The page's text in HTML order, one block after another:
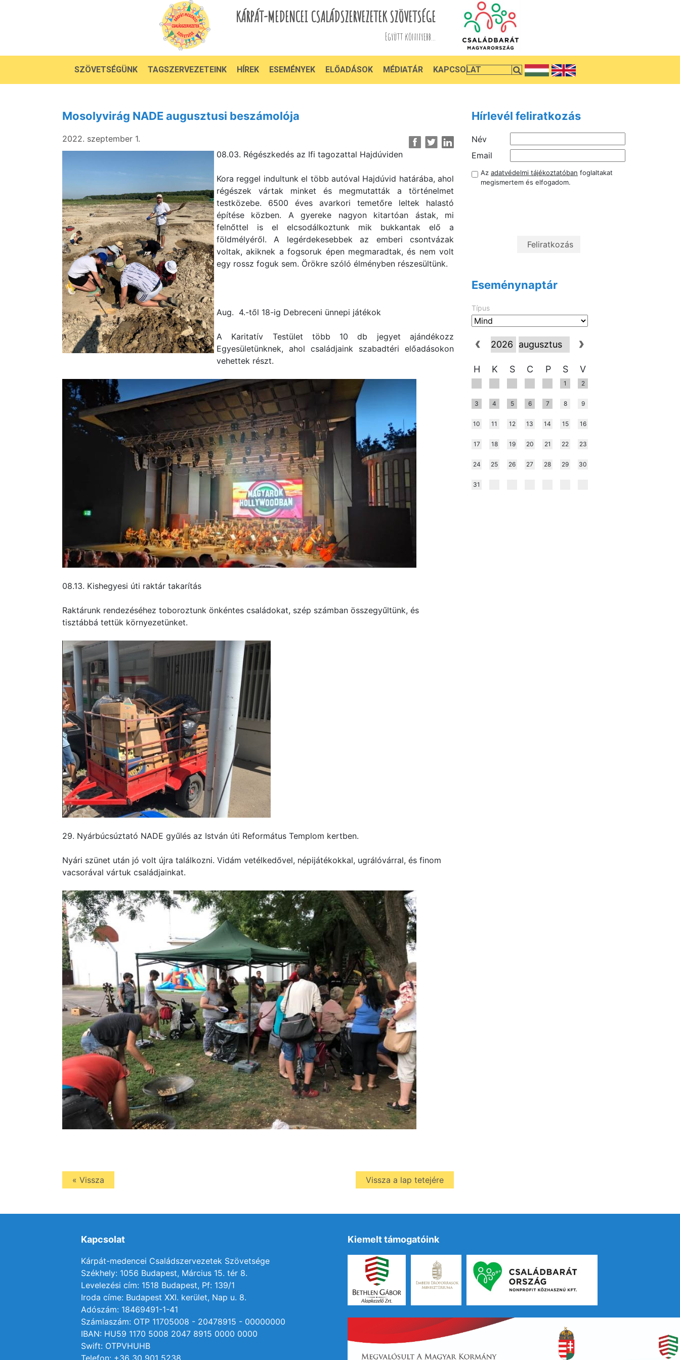
KÁRPÁT-MEDENCEI CSALÁDSZERVEZETEK SZÖVETSÉGE
Együtt könnyebb...
SZÖVETSÉGÜNK TAGSZERVEZETEINK HÍREK ESEMÉNYEK ELŐADÁSOK MÉDIATÁR KAPCSOLAT
Mosolyvirág NADE augusztusi beszámolója
2022. szeptember 1.
08.03. Régészkedés az Ifi tagozattal Hajdúviden
Kora reggel indultunk el több autóval Hajdúvid határába, ahol
régészek vártak minket és megmutatták a történelmet
testközebe. 6500 éves avarkori temetőre leltek halastó
építése közben. A gyereke nagyon kitartóan ástak, mi
felnőttel is el elcsodálkoztunk mik bukkantak elő a
földmélyéről. A legérdekesebbek az emberi csontvázak
voltak, akiknek a fogsoruk épen megmaradtak, és nem volt
egy rossz foguk sem. Örökre szóló élményben részesültünk.
Aug. 4.-től 18-ig Debreceni ünnepi játékok
A Karitatív Testület több 10 db jegyet ajándékozz
Egyesületünknek, ahol családjaink szabadtéri előadásokon
vehettek részt.
08.13. Kishegyesi úti raktár takarítás
Raktárunk rendezéséhez toboroztunk önkéntes családokat, szép számban összegyűltünk, és
tisztábbá tettük környezetünket.
29. Nyárbúcsúztató NADE gyűlés az István úti Református Templom kertben.
Nyári szünet után jó volt újra találkozni. Vidám vetélkedővel, népijátékokkal, ugrálóvárral, és finom
vacsorával vártuk családjainkat.
« Vissza Vissza a lap tetejére
Hírlevél feliratkozás
Név
Email
Az adatvédelmi tájékoztatóban foglaltakat
megismertem és elfogadom.
Eseménynaptár
Típus
H K S C P S V
1 2
3 4 5 6 7 8 9
10 11 12 13 14 15 16
17 18 19 20 21 22 23
24 25 26 27 28 29 30
31
Kapcsolat
Kárpát-medencei Családszervezetek Szövetsége
Székhely: 1056 Budapest, Március 15. tér 8.
Levelezési cím: 1518 Budapest, Pf: 139/1
Iroda címe: Budapest XXI. kerület, Nap u. 8.
Adószám: 18469491-1-41
Számlaszám: OTP 11705008 - 20478915 - 00000000
IBAN: HU59 1170 5008 2047 8915 0000 0000
Swift: OTPVHUHB
Telefon: +36 30 901 5238
Kiemelt támogatóink